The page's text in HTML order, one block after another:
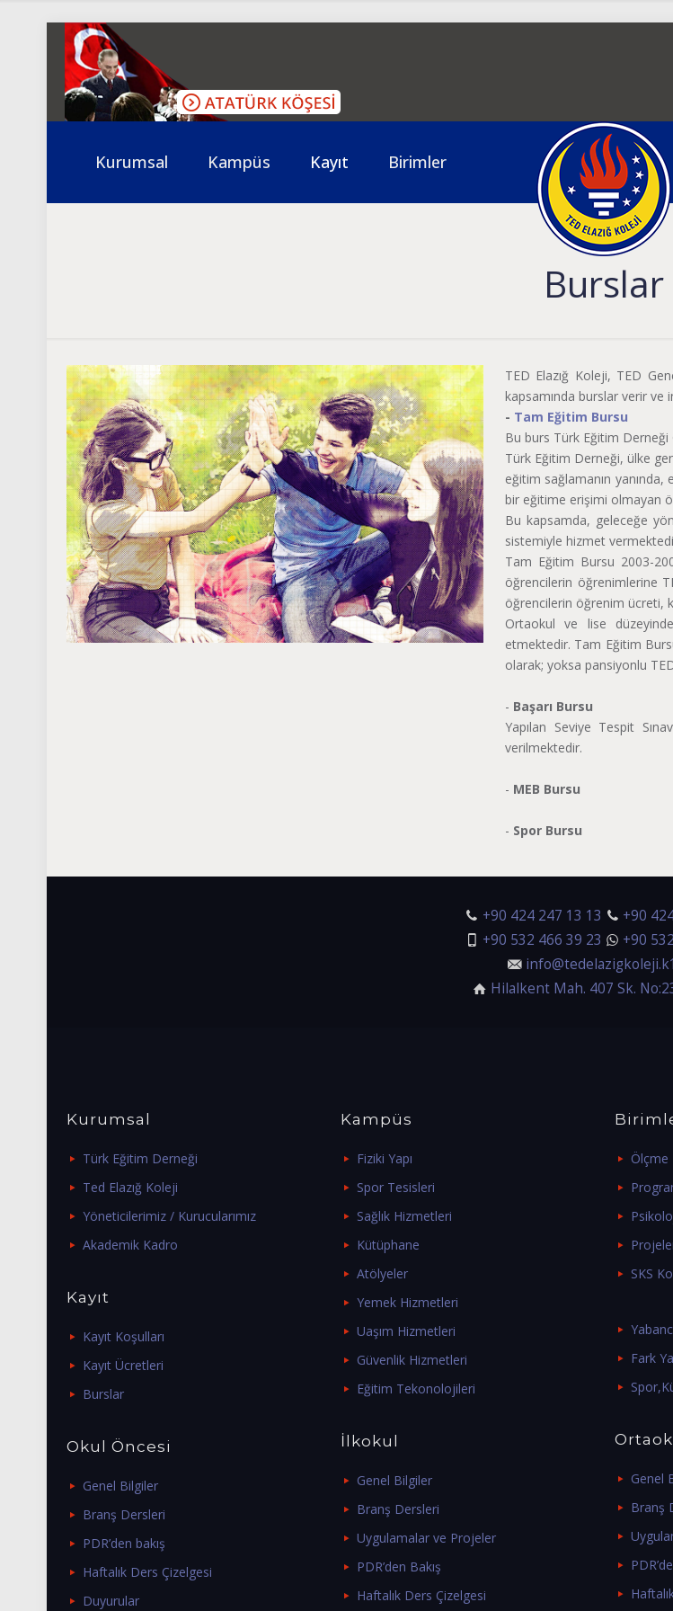
Kurumsal Kampüs Kayıt Birimler
Burslar
TED Elazığ Koleji, TED
kapsamında burslar verir ve
- Tam Eğitim Bursu
Bu burs Türk Eğitim
Türk Eğitim Derneği, ülke
eğitim sağlamanın yanında,
bir eğitime erişimi olmayan
Bu kapsamda, geleceğe
sistemiyle hizmet
Tam Eğitim Bursu 2003-
öğrencilerin öğrenimlerine
öğrencilerin öğrenim ücreti,
Ortaokul ve lise
etmektedir. Tam Eğitim
olarak; yoksa pansiyonlu
- Başarı Bursu
Yapılan Seviye Tespit
verilmektedir.
- MEB Bursu
- Spor Bursu
+90 424 247 13 13
+90
+90 532 466 39 23
+90
Hilalkent Mah. 407 Sk.
Kurumsal
Türk Eğitim Derneği
Ted Elazığ Koleji
Yöneticilerimiz / Kurucularımız
Akademik Kadro
Kayıt
Kayıt Koşulları
Kayıt Ücretleri
Burslar
Okul Öncesi
Genel Bilgiler
Branş Dersleri
PDR’den bakış
Haftalık Ders Çizelgesi
Duyurular
Kampüs
Fiziki Yapı
Spor Tesisleri
Sağlık Hizmetleri
Kütüphane
Atölyeler
Yemek Hizmetleri
Uaşım Hizmetleri
Güvenlik Hizmetleri
Eğitim Tekonolojileri
İlkokul
Genel Bilgiler
Branş Dersleri
Uygulamalar ve Projeler
PDR’den Bakış
Haftalık Ders Çizelgesi
Ölçme
SKS
Fark
Genel
Branş